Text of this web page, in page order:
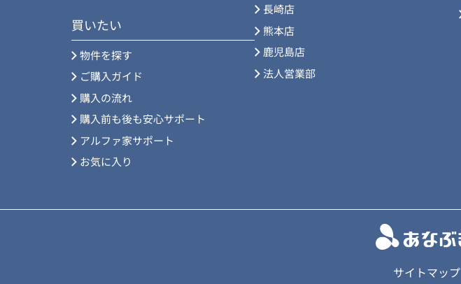
買いたい
物件を探す
ご購入ガイド
購入の流れ
購入前も後も安心サポート
アルファ家サポート
お気に入り
長崎店
熊本店
鹿児島店
法人営業部
サイトマップ